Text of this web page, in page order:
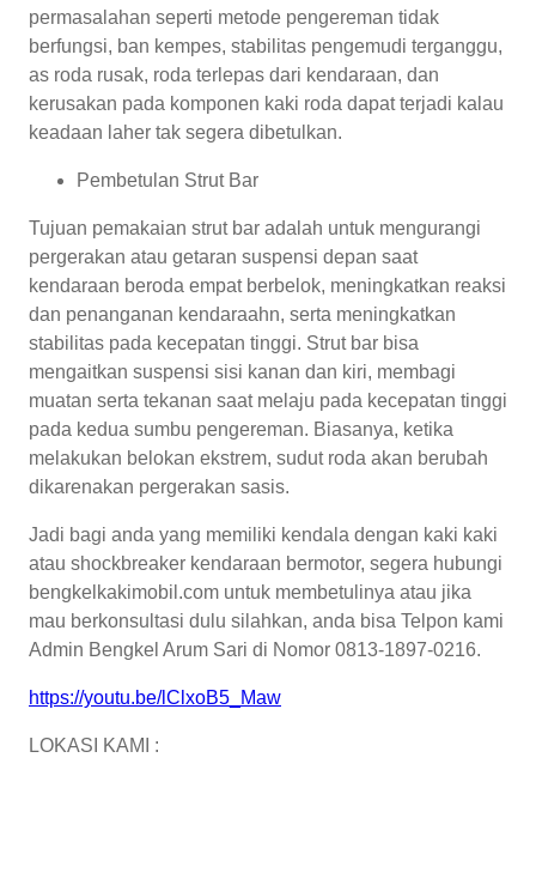
permasalahan seperti metode pengereman tidak
berfungsi, ban kempes, stabilitas pengemudi terganggu,
as roda rusak, roda terlepas dari kendaraan, dan
kerusakan pada komponen kaki roda dapat terjadi kalau
keadaan laher tak segera dibetulkan.
Pembetulan Strut Bar
Tujuan pemakaian strut bar adalah untuk mengurangi
pergerakan atau getaran suspensi depan saat
kendaraan beroda empat berbelok, meningkatkan reaksi
dan penanganan kendaraahn, serta meningkatkan
stabilitas pada kecepatan tinggi. Strut bar bisa
mengaitkan suspensi sisi kanan dan kiri, membagi
muatan serta tekanan saat melaju pada kecepatan tinggi
pada kedua sumbu pengereman. Biasanya, ketika
melakukan belokan ekstrem, sudut roda akan berubah
dikarenakan pergerakan sasis.
Jadi bagi anda yang memiliki kendala dengan kaki kaki
atau shockbreaker kendaraan bermotor, segera hubungi
bengkelkakimobil.com untuk membetulinya atau jika
mau berkonsultasi dulu silahkan, anda bisa Telpon kami
Admin Bengkel Arum Sari di Nomor 0813-1897-0216.
https://youtu.be/lClxoB5_Maw
LOKASI KAMI :